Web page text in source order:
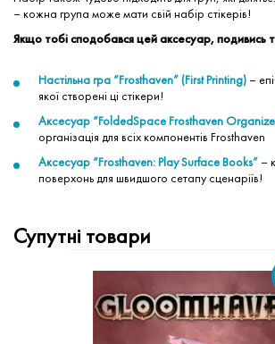
– кожна група може мати свій набір стікерів!
Якщо тобі сподобався цей аксесуар, подивись
Настільна гра “Frosthaven” (First Printing) –
якої створені ці стікери!
Аксесуар “FoldedSpace Frosthaven
організація для всіх компонентів Frosthaven
Аксесуар “Frosthaven: Play Surface Books” –
поверхонь для швидшого сетапу сценаріїв!
Супутні товари